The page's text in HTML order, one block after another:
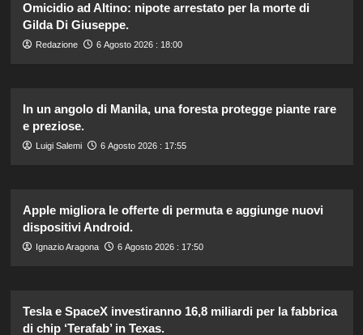
Omicidio ad Altino: nipote arrestato per la morte di
Gilda Di Giuseppe.
Redazione 6 Agosto 2026 : 18:00
In un angolo di Manila, una foresta protegge piante rare
e preziose.
Luigi Salemi 6 Agosto 2026 : 17:55
Apple migliora le offerte di permuta e aggiunge nuovi
dispositivi Android.
Ignazio Aragona 6 Agosto 2026 : 17:50
Tesla e SpaceX investiranno 16,8 miliardi per la fabbrica
di chip ‘Terafab’ in Texas.